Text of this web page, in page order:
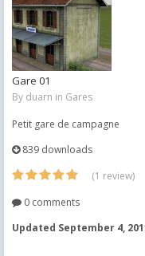
Gare 01
By duarn in Gares
Petit gare de campagne
839 downloads
(1 review)
0 comments
Updated September 4,